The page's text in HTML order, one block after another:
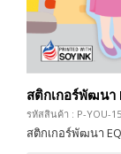
สติกเกอร์พัฒนา
รหัสสินค้า : P-YOU-
สติกเกอร์พัฒนา